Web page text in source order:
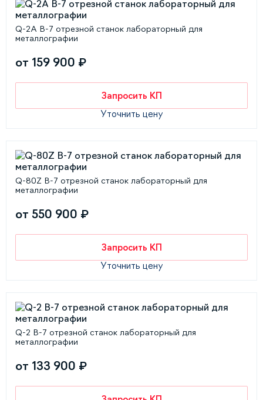
Q-2A В-7 отрезной станок лабораторный для
металлографии
от 159 900 ₽
Запросить КП
Уточнить цену
Q-80Z B-7 отрезной станок лабораторный для
металлографии
от 550 900 ₽
Запросить КП
Уточнить цену
Q-2 В-7 отрезной станок лабораторный для
металлографии
от 133 900 ₽